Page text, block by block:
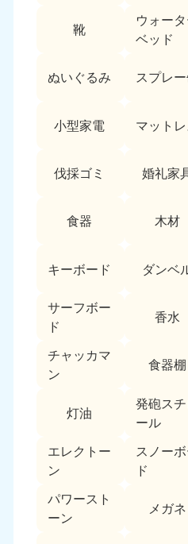
靴
ウォー
ベッド
ぬいぐるみ スプレ
小型家電 マットレ
伐採ゴミ 婚礼家
食器 木材
キーボード ダンベ
サーフボー
ド
香水
チャッカマ
ン
食器棚
灯油
発砲スチ
ール
エレクトー
ン
スノー
ド
パワースト
ーン
メガネ
9:00〜19:00 年中無休
大阪府
9:00〜19:00 年中無休
050-1881-5249
滋賀県
9:00〜19:00 年中無休
和歌山県
050-1881-5248
9:00〜19:00 年中無休
中国
050-1881-5146
9:00〜19:00 年中無休
9:00〜19:00 年中無休